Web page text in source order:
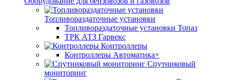
Топливораздаточные установки
Топливораздаточные установки Топаз
ТРК АТЗ Гарвекс
Контроллеры
Контроллеры Автоматика+
Спутниковый
мониторинг